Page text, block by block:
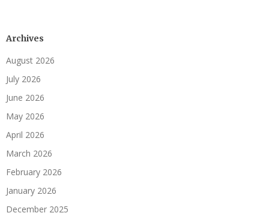
Archives
August 2026
July 2026
June 2026
May 2026
April 2026
March 2026
February 2026
January 2026
December 2025